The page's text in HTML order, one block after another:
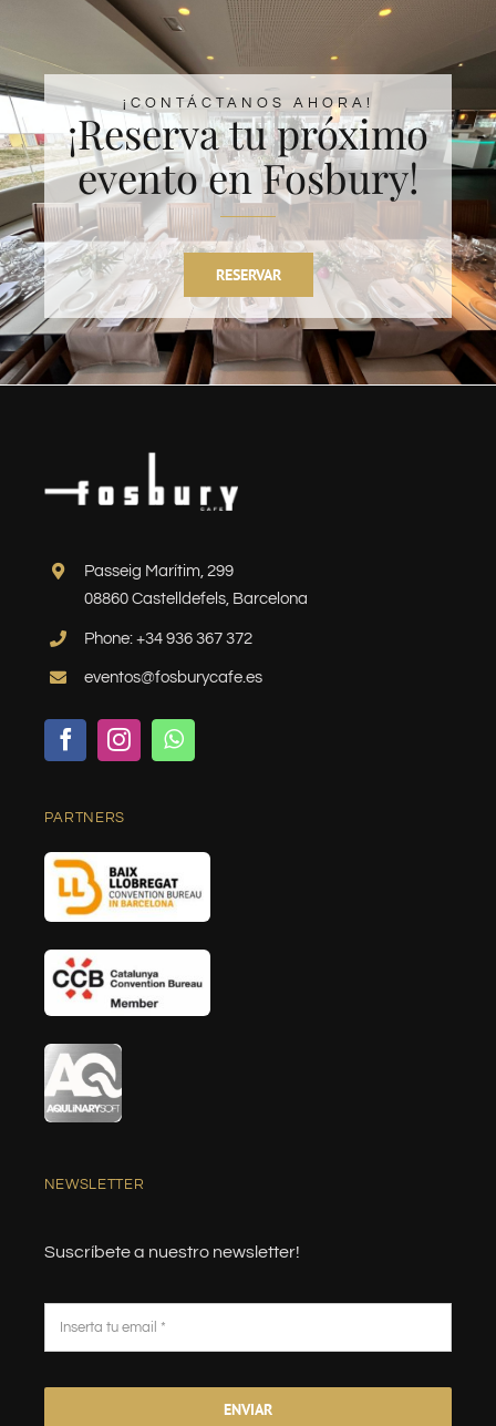
¡CONTÁCTANOS AHORA!
¡Reserva tu próximo
evento en Fosbury!
RESERVAR
Passeig Marítim, 299
08860 Castelldefels, Barcelona
Phone: +34 936 367 372
eventos@fosburycafe.es
PARTNERS
NEWSLETTER
Suscríbete a nuestro newsletter!
ENVIAR